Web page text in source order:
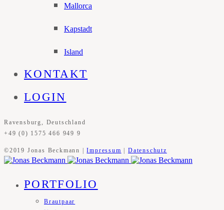
Mallorca
Kapstadt
Island
KONTAKT
LOGIN
Ravensburg, Deutschland
+49 (0) 1575 466 949 9
©2019 Jonas Beckmann |Impressum |Datenschutz
PORTFOLIO
Brautpaar